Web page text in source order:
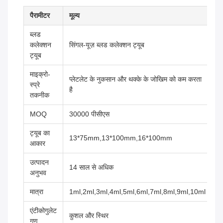
पैरामीटर मूल्य
ब्लड
कलेक्शन
ट्यूब
सिंगल-यूज़ ब्लड कलेक्शन ट्यूब
माइक्रो-
स्प्रे
तकनीक
प्लेटलेट के नुकसान और थक्के के जोखिम को कम करता
है
MOQ 30000 पीसीएस
ट्यूब का
आकार
13*75mm,13*100mm,16*100mm
उत्पादन
अनुभव
14 साल से अधिक
मात्रा 1ml,2ml,3ml,4ml,5ml,6ml,7ml,8ml,9ml,10ml
एंटीकोगुलेट
गुण
कुशल और स्थिर